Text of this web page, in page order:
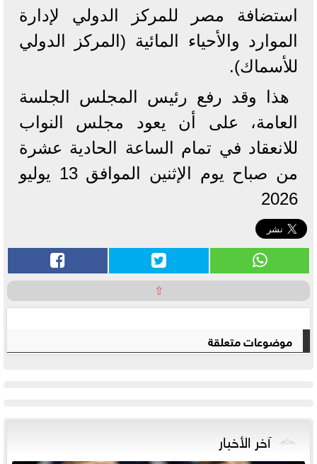
استضافة مصر للمركز الدولي لإدارة
الموارد والأحياء المائية (المركز الدولي
للأسماك).
​هذا وقد رفع رئيس المجلس الجلسة
العامة، على أن يعود مجلس النواب
للانعقاد في تمام الساعة الحادية عشرة
من صباح يوم الإثنين الموافق 13 يوليو
2026
⇧
موضوعات متعلقة
آخر الأخبار